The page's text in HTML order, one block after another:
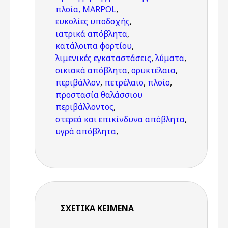
πλοία, MARPOL,
ευκολίες υποδοχής,
ιατρικά απόβλητα,
κατάλοιπα φορτίου,
λιμενικές εγκαταστάσεις, λύματα,
οικιακά απόβλητα, ορυκτέλαια,
περιβάλλον, πετρέλαιο, πλοίο,
προστασία θαλάσσιου
περιβάλλοντος,
στερεά και επικίνδυνα απόβλητα,
υγρά απόβλητα,
ΣΧΕΤΙΚΆ ΚΕΊΜΕΝΑ